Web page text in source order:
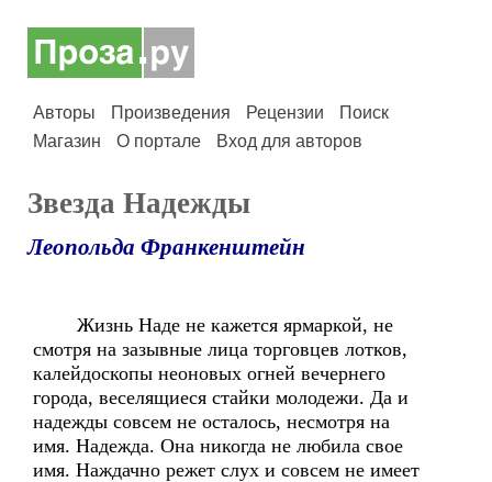
Авторы Произведения Рецензии
Поиск
Магазин
О портале Вход для авторов
Звезда Надежды
Леопольда Франкенштейн
Жизнь Наде не кажется ярмаркой, не
смотря на зазывные лица торговцев лотков,
калейдоскопы неоновых огней вечернего
города, веселящиеся стайки молодежи. Да и
надежды совсем не осталось, несмотря на
имя. Надежда. Она никогда не любила свое
имя. Наждачно режет слух и совсем не имеет